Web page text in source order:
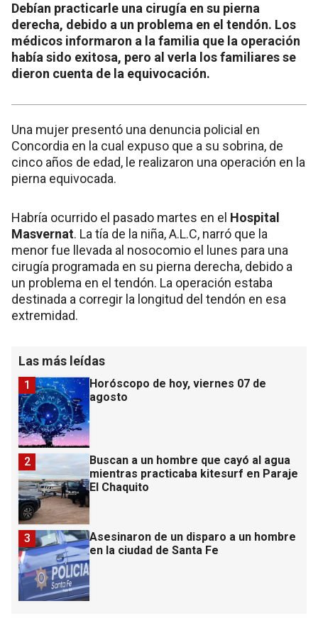
Debían practicarle una cirugía en su pierna
derecha, debido a un problema en el tendón. Los
médicos informaron a la familia que la operación
había sido exitosa, pero al verla los familiares se
dieron cuenta de la equivocación.
Una mujer presentó una denuncia policial en
Concordia en la cual expuso que a su sobrina, de
cinco años de edad, le realizaron una operación en la
pierna equivocada.
Habría ocurrido el pasado martes en el Hospital
Masvernat. La tía de la niña, A.L.C, narró que la
menor fue llevada al nosocomio el lunes para una
cirugía programada en su pierna derecha, debido a
un problema en el tendón. La operación estaba
destinada a corregir la longitud del tendón en esa
extremidad.
Las más leídas
Horóscopo de hoy, viernes 07 de
agosto
1
Buscan a un hombre que cayó al agua
mientras practicaba kitesurf en Paraje
El Chaquito
2
Asesinaron de un disparo a un hombre
en la ciudad de Santa Fe
3